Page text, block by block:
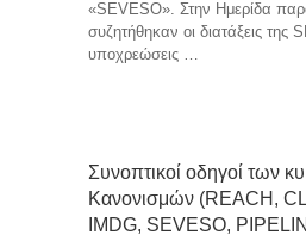
«SEVESO». Στην Ημερίδα
συζητήθηκαν οι διατάξεις της
υποχρεώσεις …
Συνοπτικοί οδηγοί των
Κανονισμών (REACH,
IMDG, SEVESO,